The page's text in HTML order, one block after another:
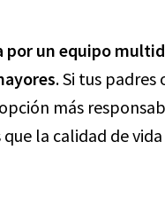
por un equipo
. Si tus
más
la calidad de